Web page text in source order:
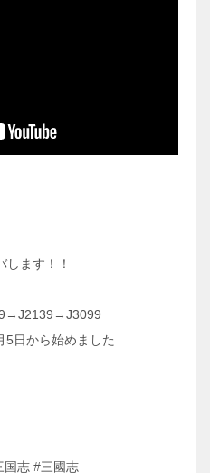
します！！
5日から始めました
国志 #三國志